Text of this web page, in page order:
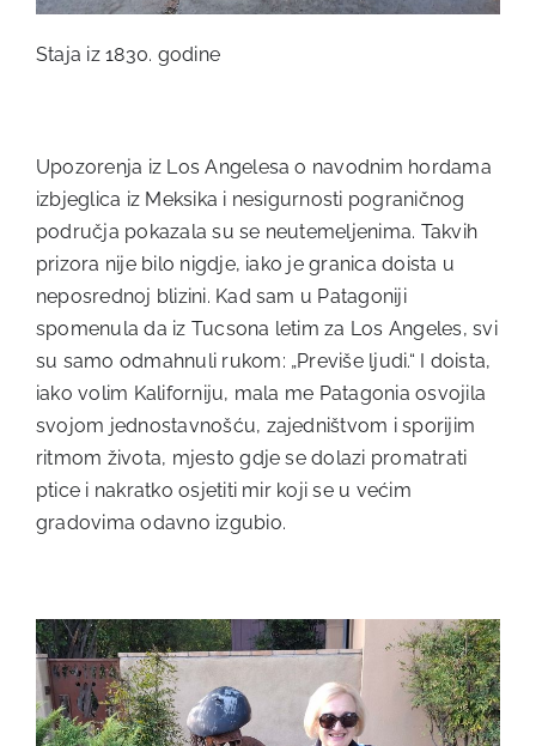
Staja iz 1830. godine
Upozorenja iz Los Angelesa o navodnim hordama
izbjeglica iz Meksika i nesigurnosti pograničnog
područja pokazala su se neutemeljenima. Takvih
prizora nije bilo nigdje, iako je granica doista u
neposrednoj blizini. Kad sam u Patagoniji
spomenula da iz Tucsona letim za Los Angeles, svi
su samo odmahnuli rukom: „Previše ljudi.“ I doista,
iako volim Kaliforniju, mala me Patagonia osvojila
svojom jednostavnošću, zajedništvom i sporijim
ritmom života, mjesto gdje se dolazi promatrati
ptice i nakratko osjetiti mir koji se u većim
gradovima odavno izgubio.